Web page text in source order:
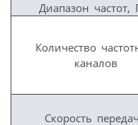
Диапазон частот,
Количество
каналов
Скорость